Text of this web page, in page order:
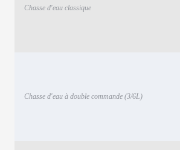
Chasse d'eau classique
Chasse d'eau à double commande (3/6L)